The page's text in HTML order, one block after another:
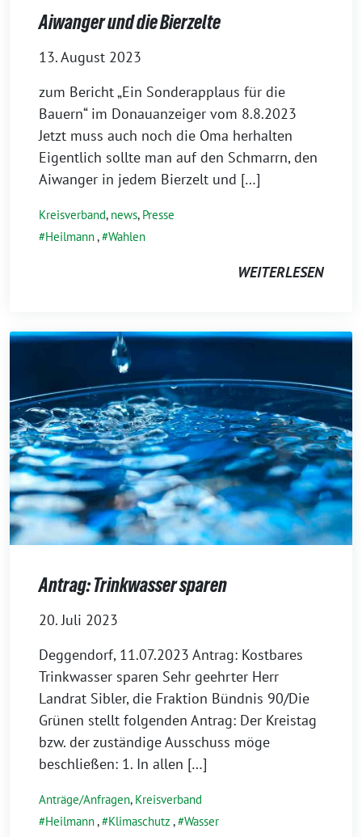
Aiwanger und die Bierzelte
13. August 2023
zum Bericht „Ein Sonderapplaus für die
Bauern“ im Donauanzeiger vom 8.8.2023
Jetzt muss auch noch die Oma herhalten
Eigentlich sollte man auf den Schmarrn, den
Aiwanger in jedem Bierzelt und […]
Kreisverband, news, Presse
Heilmann, Wahlen
WEITERLESEN
Antrag: Trinkwasser sparen
20. Juli 2023
Deggendorf, 11.07.2023 Antrag: Kostbares
Trinkwasser sparen Sehr geehrter Herr
Landrat Sibler, die Fraktion Bündnis 90/Die
Grünen stellt folgenden Antrag: Der Kreistag
bzw. der zuständige Ausschuss möge
beschließen: 1. In allen […]
Anträge/Anfragen, Kreisverband
Heilmann, Klimaschutz , Wasser